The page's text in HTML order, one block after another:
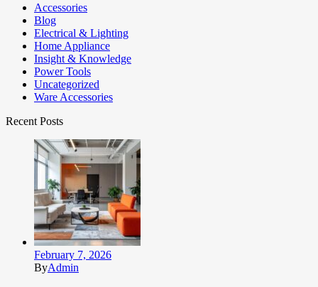
Accessories
Blog
Electrical & Lighting
Home Appliance
Insight & Knowledge
Power Tools
Uncategorized
Ware Accessories
Recent Posts
February 7, 2026
ByAdmin